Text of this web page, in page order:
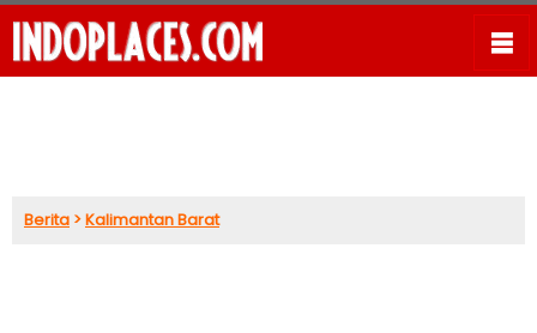
Berita >Kalimantan Barat